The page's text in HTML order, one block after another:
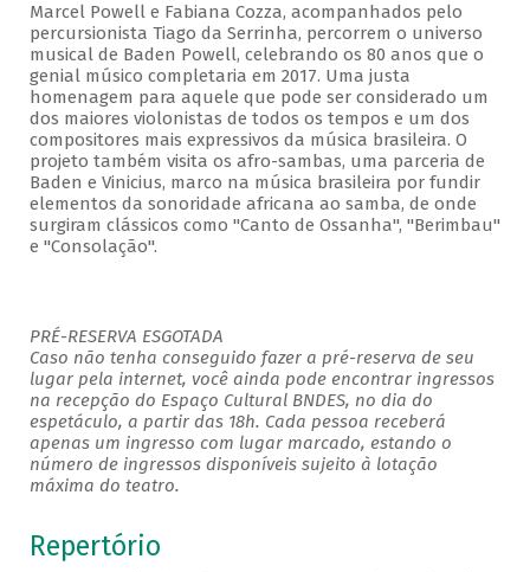
Marcel Powell e Fabiana Cozza, acompanhados pelo
percursionista Tiago da Serrinha, percorrem o universo
musical de Baden Powell, celebrando os 80 anos que o
genial músico completaria em 2017. Uma justa
homenagem para aquele que pode ser considerado um
dos maiores violonistas de todos os tempos e um dos
compositores mais expressivos da música brasileira. O
projeto também visita os afro-sambas, uma parceria de
Baden e Vinicius, marco na música brasileira por fundir
elementos da sonoridade africana ao samba, de onde
surgiram clássicos como "Canto de Ossanha'', ''Berimbau''
e ''Consolação''.
PRÉ-RESERVA ESGOTADA
Caso não tenha conseguido fazer a pré-reserva de seu
lugar pela internet, você ainda pode encontrar ingressos
na recepção do Espaço Cultural BNDES, no dia do
espetáculo, a partir das 18h. Cada pessoa receberá
apenas um ingresso com lugar marcado, estando o
número de ingressos disponíveis sujeito à lotação
máxima do teatro.
Repertório